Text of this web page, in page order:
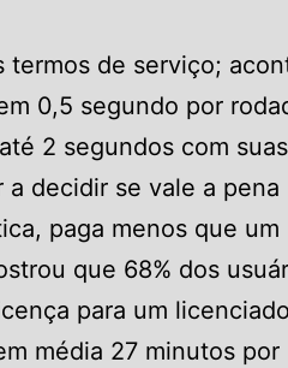
termos de serviço;
0,5 segundo por
2 segundos com suas
decidir se vale a pena
paga menos que um
que 68% dos
para um
média 27 minutos por